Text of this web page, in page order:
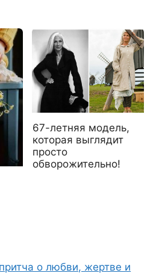
67-летняя модель,
которая выглядит
просто
обворожительно!
о любви, жертве и